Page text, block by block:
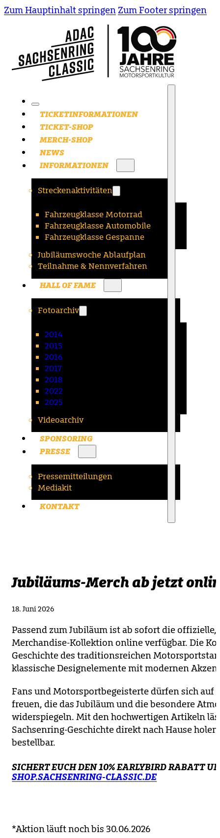
Zum Hauptinhalt springen Zum Footer springen
TICKETINFORMATIONEN
TICKET-SHOP
MERCH-SHOP
NEWS
INFORMATIONEN
Streckenaktivitäten
Fahrzeugklasse Motorrad
Fahrzeugklasse Automobile
Fahrzeugklasse Gespanne
Jubiläumswoche Ablaufplan
Teilnahme & Nennverfahren
HALL OF FAME
Fotoarchiv
2014
2015
2016
2017
2018
2022
2025
Videoarchiv
SPONSORING
PRESSE
Pressemitteilungen
Mediakit
KONTAKT
Jubiläums-Merch ab jetzt
18. Juni 2026
Passend zum Jubiläum ist ab sofort die
Merchandise-Kollektion online verfügbar. Die
Geschichte des traditionsreichen
klassische Designelemente mit modernen
Fans und Motorsportbegeisterte dürfen sich auf
freuen, die das Jubiläum und die besondere
widerspiegeln. Mit den hochwertigen Artikeln
Sachsenring-Geschichte direkt nach Hause
bestellbar.
SICHERT EUCH DEN 10% EARLYBIRD RABATT
SHOP.SACHSENRING-CLASSIC.DE
*Aktion läuft noch bis 30.06.2026